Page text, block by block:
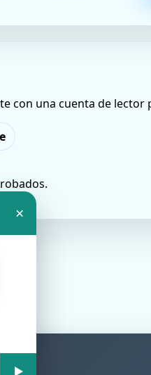
con una cuenta de lector
×